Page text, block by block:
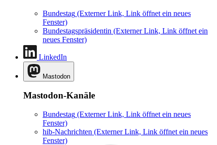
Bundestag (Externer Link, Link öffnet ein neues
Fenster)
Bundestagspräsidentin (Externer Link, Link öffnet ein
neues Fenster)
LinkedIn
Mastodon
Mastodon-Kanäle
Bundestag (Externer Link, Link öffnet ein neues
Fenster)
hib-Nachrichten (Externer Link, Link öffnet ein neues
Fenster)